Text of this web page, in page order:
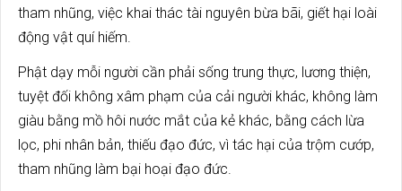
tham nhũng, việc khai thác tài nguyên bừa bãi, giết hại loài
động vật quí hiếm.
Phật dạy mỗi người cần phải sống trung thực, lương thiện,
tuyệt đối không xâm phạm của cải người khác, không làm
giàu bằng mồ hôi nước mắt của kẻ khác, bằng cách lừa
lọc, phi nhân bản, thiếu đạo đức, vì tác hại của trộm cướp,
tham nhũng làm bại hoại đạo đức.